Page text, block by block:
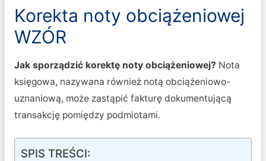
Korekta noty obciążeniowej
WZÓR
Jak sporządzić korektę noty obciążeniowej? Nota
księgowa, nazywana również notą obciążeniowo-
uznaniową, może zastąpić fakturę dokumentującą
transakcję pomiędzy podmiotami.
SPIS TREŚCI: